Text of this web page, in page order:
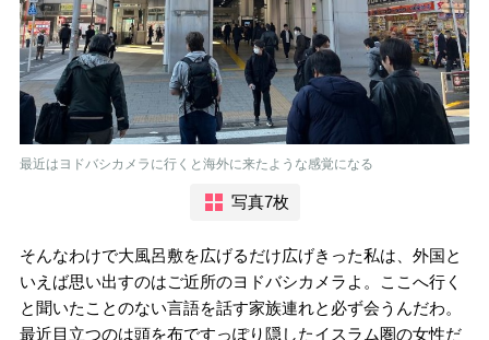
最近はヨドバシカメラに行くと海外に来たような感覚になる
写真7枚
そんなわけで大風呂敷を広げるだけ広げきった私は、外国と
いえば思い出すのはご近所のヨドバシカメラよ。ここへ行く
と聞いたことのない言語を話す家族連れと必ず会うんだわ。
最近目立つのは頭を布ですっぽり隠したイスラム圏の女性だ